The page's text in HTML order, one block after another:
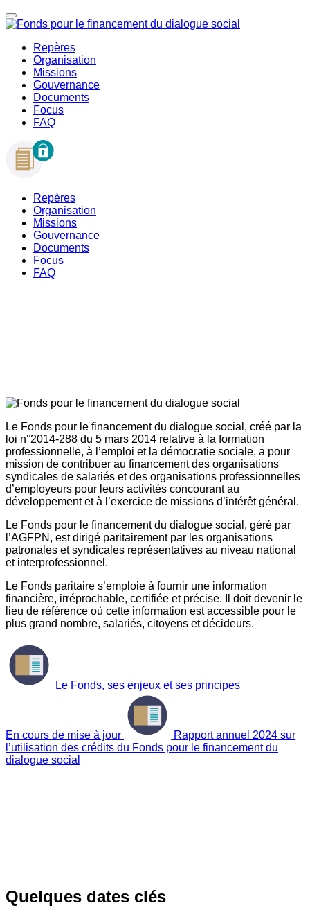
Repères
Organisation
Missions
Gouvernance
Documents
Focus
FAQ
Repères
Organisation
Missions
Gouvernance
Documents
Focus
FAQ
Le Fonds pour le financement du dialogue social, créé par la
loi n°2014-288 du 5 mars 2014 relative à la formation
professionnelle, à l’emploi et la démocratie sociale, a pour
mission de contribuer au financement des organisations
syndicales de salariés et des organisations professionnelles
d’employeurs pour leurs activités concourant au
développement et à l’exercice de missions d’intérêt général.
Le Fonds pour le financement du dialogue social, géré par
l’AGFPN, est dirigé paritairement par les organisations
patronales et syndicales représentatives au niveau national
et interprofessionnel.
Le Fonds paritaire s’emploie à fournir une information
financière, irréprochable, certifiée et précise. Il doit devenir le
lieu de référence où cette information est accessible pour le
plus grand nombre, salariés, citoyens et décideurs.
Le Fonds, ses enjeux et ses principes
En cours de mise à jour
Rapport annuel 2024 sur
l’utilisation des crédits du Fonds pour le financement du
dialogue social
Quelques dates clés